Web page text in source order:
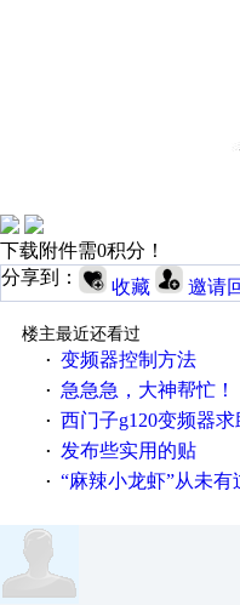
下载附件需0积分！
分享到：
收藏 邀请
楼主最近还看过
· 变频器控制方法
· 急急急，大神帮忙！
· 西门子g120变频器求
· 发布些实用的贴
· “麻辣小龙虾”从未有过